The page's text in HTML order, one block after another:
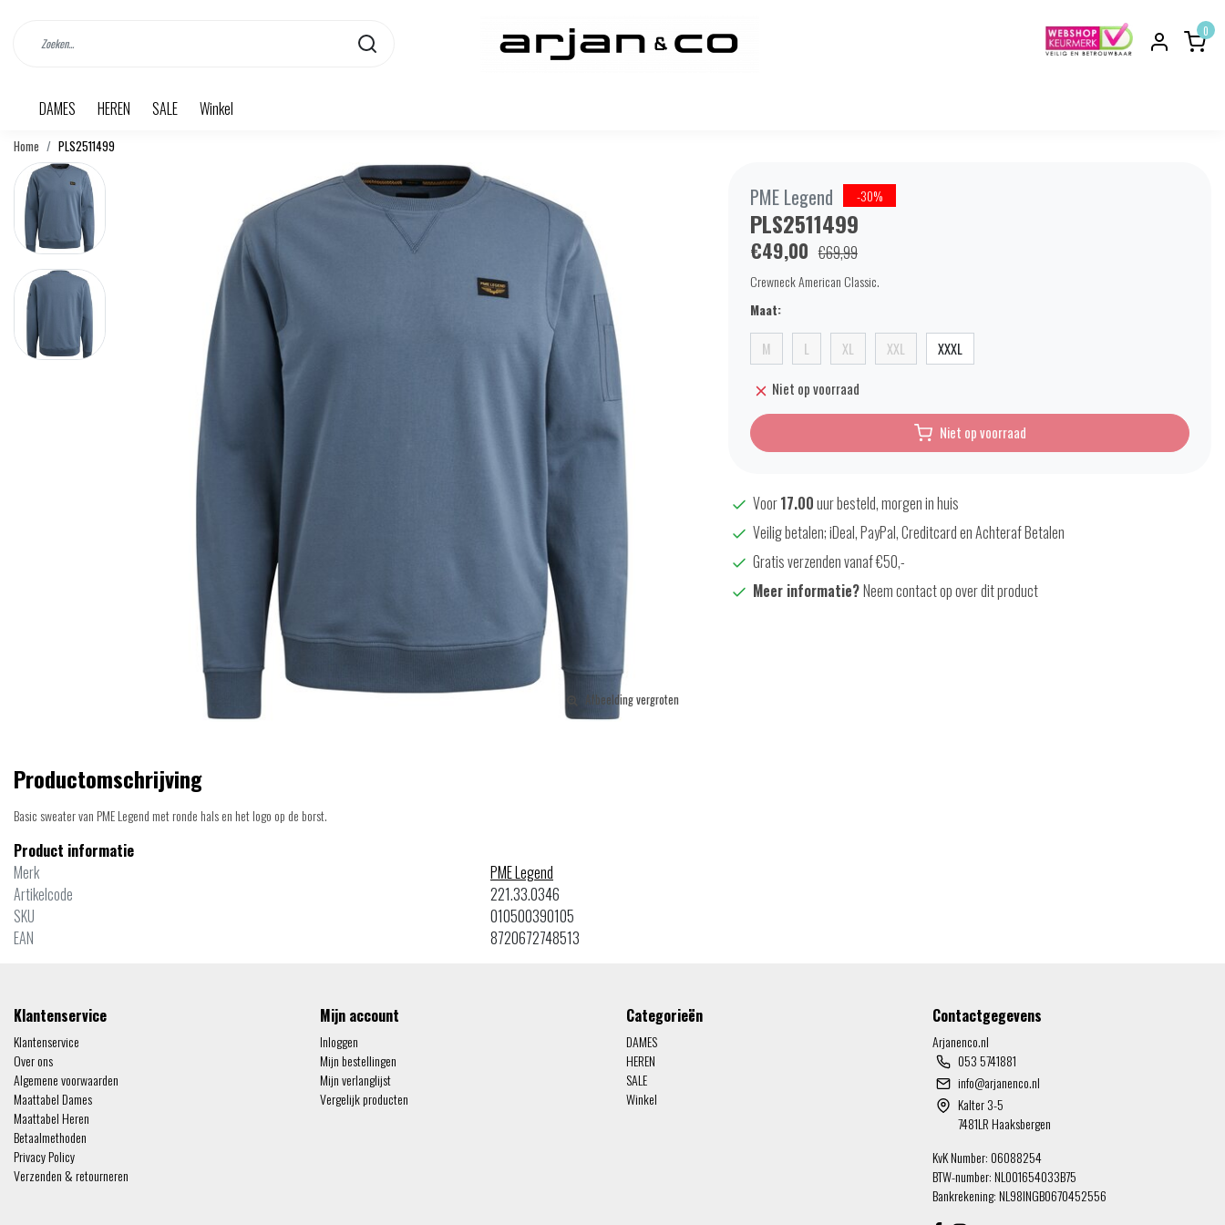
0
DAMES HEREN SALE Winkel
Home PLS2511499
Afbeelding vergroten
PME Legend -30%
PLS2511499
€49,00 €69,99
Crewneck American Classic.
Maat:
M L XL XXL XXXL
Niet op voorraad
Niet op voorraad
Voor17.00uur besteld, morgen in huis
Veilig betalen; iDeal, PayPal, Creditcard en Achteraf Betalen
Gratis verzenden vanaf €50,-
Meer informatie?Neem contact op over dit product
Productomschrijving
Basic sweater van PME Legend met ronde hals en het logo op de borst.
Product informatie
Merk
PME Legend
Artikelcode
221.33.0346
SKU
010500390105
EAN
8720672748513
Klantenservice
Klantenservice
Over ons
Algemene voorwaarden
Maattabel Dames
Maattabel Heren
Betaalmethoden
Privacy Policy
Verzenden & retourneren
Mijn account
Inloggen
Mijn bestellingen
Mijn verlanglijst
Vergelijk producten
Categorieën
DAMES
HEREN
SALE
Winkel
Contactgegevens
Arjanenco.nl
053 5741881
info@arjanenco.nl
Kalter 3-5
7481LR Haaksbergen
KvK Number: 06088254
BTW-number: NL001654033B75
Bankrekening: NL98INGB0670452556